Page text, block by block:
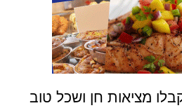
מציאות חן ושכל טוב